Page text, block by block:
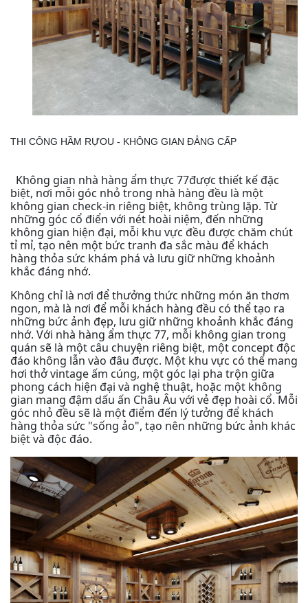
THI CÔNG HẦM RỰOU - KHÔNG GIAN ĐẲNG CẤP
Không gian nhà hàng ẩm thực 77được thiết kế đặc
biệt, nơi mỗi góc nhỏ trong nhà hàng đều là một
không gian check-in riêng biệt, không trùng lặp. Từ
những góc cổ điển với nét hoài niệm, đến những
không gian hiện đại, mỗi khu vực đều được chăm chút
tỉ mỉ, tạo nên một bức tranh đa sắc màu để khách
hàng thỏa sức khám phá và lưu giữ những khoảnh
khắc đáng nhớ.
Không chỉ là nơi để thưởng thức những món ăn thơm
ngon, mà là nơi để mỗi khách hàng đều có thể tạo ra
những bức ảnh đẹp, lưu giữ những khoảnh khắc đáng
nhớ. Với nhà hàng ẩm thực 77, mỗi không gian trong
quán sẽ là một câu chuyện riêng biệt, một concept độc
đáo không lẫn vào đâu được. Một khu vực có thể mang
hơi thở vintage ấm cúng, một góc lại pha trộn giữa
phong cách hiện đại và nghệ thuật, hoặc một không
gian mang đậm dấu ấn Châu Âu với vẻ đẹp hoài cổ. Mỗi
góc nhỏ đều sẽ là một điểm đến lý tưởng để khách
hàng thỏa sức "sống ảo", tạo nên những bức ảnh khác
biệt và độc đáo.